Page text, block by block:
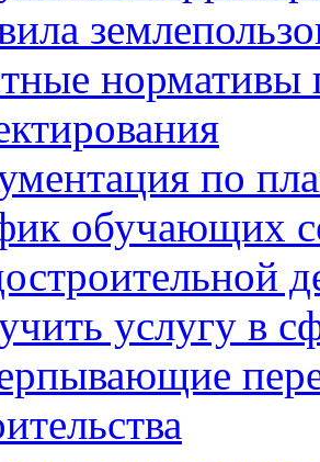
нормативы
по
обучающих
услугу в